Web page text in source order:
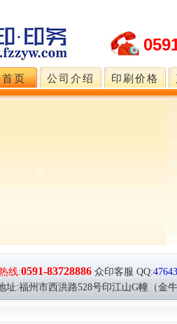
首页 公司介绍 印刷价格
线:0591-83728886 众印客服 QQ:
址:福州市西洪路528号印江山G幢（金